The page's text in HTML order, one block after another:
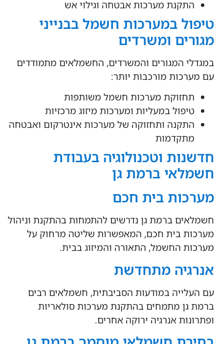
התקנת מערכות אבטחה וגילוי אש
טיפול במערכות חשמל בבנייני
מגורים ומשרדים
במגדלי המגורים והמשרדים, החשמלאים מתמודדים
עם מערכות מורכבות יותר:
תחזוקת מערכות חשמל משותפות
טיפול במעליות ומערכות מיזוג מרכזיות
התקנה ותחזוקה של מערכות אינטרקום ואבטחה
מתקדמות
חדשנות וטכנולוגיה בעבודת
חשמלאי ברמת גן
מערכות בית חכם
חשמלאים ברמת גן נדרשים להתמחות בהתקנת וניהול
מערכות בית חכם, המאפשרות שליטה מרחוק על
מערכות החשמל, התאורה והמיזוג בבית.
אנרגיה מתחדשת
עם העלייה במודעות הסביבתית, חשמלאים רבים
ברמת גן מתמחים בהתקנת מערכות סולאריות
ופתרונות אנרגיה ירוקה אחרים.